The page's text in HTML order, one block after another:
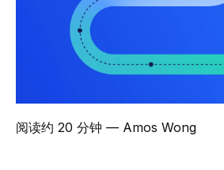
阅读约 20 分钟 — Amos Wong